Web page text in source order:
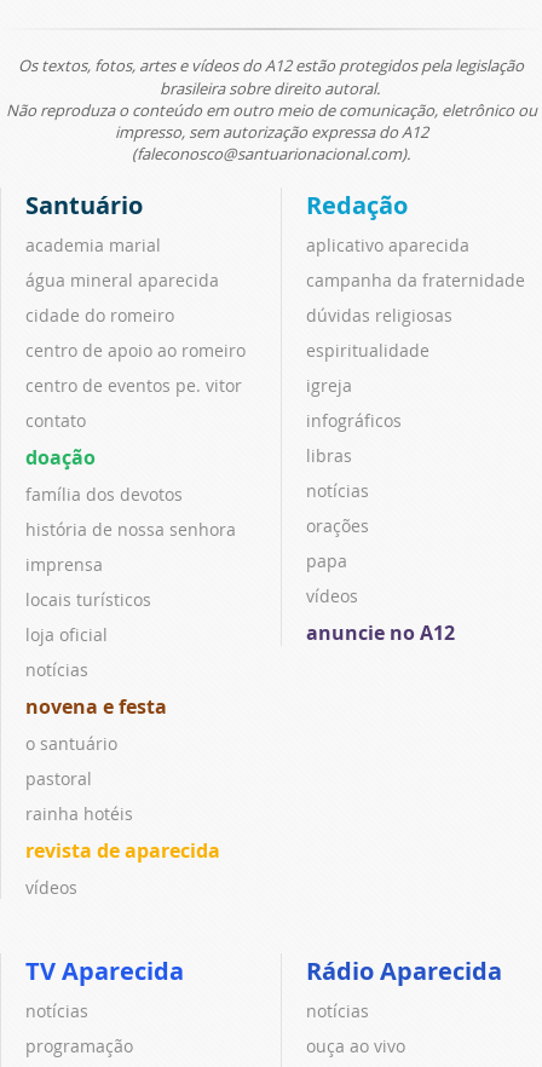
Os textos, fotos, artes e vídeos do A12 estão protegidos pela legislação
brasileira sobre direito autoral.
Não reproduza o conteúdo em outro meio de comunicação, eletrônico ou
impresso, sem autorização expressa do A12
(faleconosco@santuarionacional.com).
Santuário
academia marial
água mineral aparecida
cidade do romeiro
centro de apoio ao romeiro
centro de eventos pe. vitor
contato
doação
família dos devotos
história de nossa senhora
imprensa
locais turísticos
loja oficial
notícias
novena e festa
o santuário
pastoral
rainha hotéis
revista de aparecida
vídeos
Redação
aplicativo aparecida
campanha da fraternidade
dúvidas religiosas
espiritualidade
igreja
infográficos
libras
notícias
orações
papa
vídeos
anuncie no A12
TV Aparecida
notícias
programação
Rádio Aparecida
notícias
ouça ao vivo